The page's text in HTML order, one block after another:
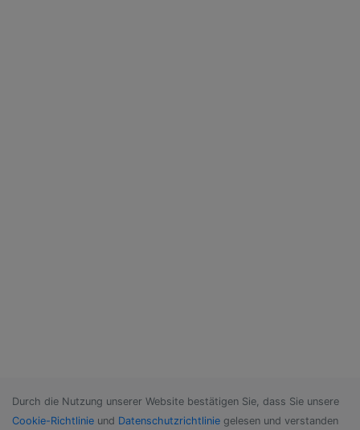
Durch die Nutzung unserer Website bestätigen Sie, dass Sie unsere
Cookie-Richtlinie und Datenschutzrichtlinie gelesen und verstanden